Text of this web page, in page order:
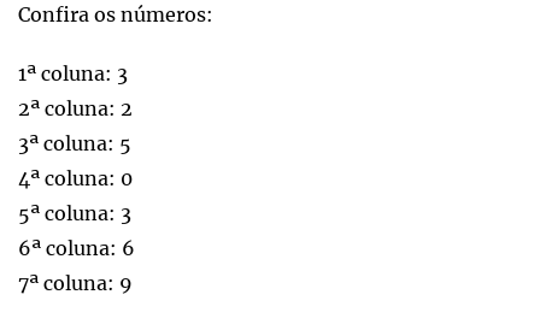
Confira os números:
1ª coluna: 3
2ª coluna: 2
3ª coluna: 5
4ª coluna: 0
5ª coluna: 3
6ª coluna: 6
7ª coluna: 9